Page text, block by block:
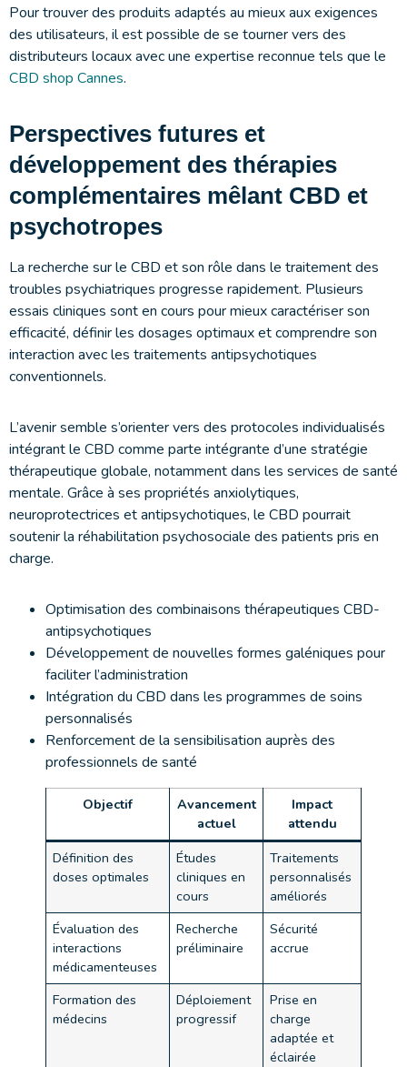
Pour trouver des produits adaptés au mieux aux exigences
des utilisateurs, il est possible de se tourner vers des
distributeurs locaux avec une expertise reconnue tels que le
CBD shop Cannes.
Perspectives futures et
développement des thérapies
complémentaires mêlant CBD et
psychotropes
La recherche sur le CBD et son rôle dans le traitement des
troubles psychiatriques progresse rapidement. Plusieurs
essais cliniques sont en cours pour mieux caractériser son
efficacité, définir les dosages optimaux et comprendre son
interaction avec les traitements antipsychotiques
conventionnels.
L’avenir semble s’orienter vers des protocoles individualisés
intégrant le CBD comme parte intégrante d’une stratégie
thérapeutique globale, notamment dans les services de santé
mentale. Grâce à ses propriétés anxiolytiques,
neuroprotectrices et antipsychotiques, le CBD pourrait
soutenir la réhabilitation psychosociale des patients pris en
charge.
Optimisation des combinaisons thérapeutiques CBD-
antipsychotiques
Développement de nouvelles formes galéniques pour
faciliter l’administration
Intégration du CBD dans les programmes de soins
personnalisés
Renforcement de la sensibilisation auprès des
professionnels de santé
Objectif
Avancement
actuel
Impact
attendu
Définition des
doses optimales
Études
cliniques en
cours
Traitements
personnalisés
améliorés
Évaluation des
interactions
médicamenteuses
Recherche
préliminaire
Sécurité
accrue
Formation des
médecins
Déploiement
progressif
Prise en
charge
adaptée et
éclairée